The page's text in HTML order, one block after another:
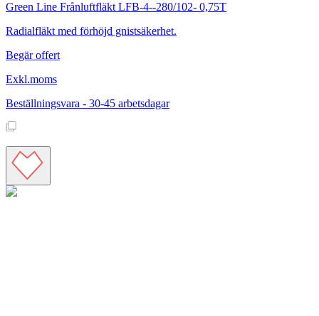
Green Line Frånluftfläkt LFB-4--280/102- 0,75T
Radialfläkt med förhöjd gnistsäkerhet.
Begär offert
Exkl.moms
Beställningsvara - 30-45 arbetsdagar